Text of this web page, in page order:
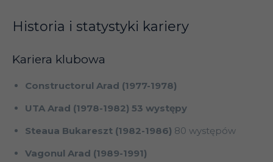
Historia i statystyki kariery
Kariera klubowa
Constructorul Arad (1977-1978)
UTA Arad (1978-1982) 53 występy
Steaua Bukareszt (1982-1986) 80 występów
Vagonul Arad (1989-1991)